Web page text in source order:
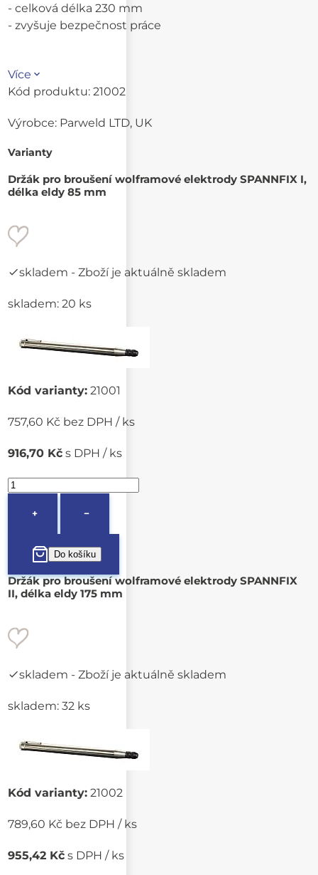
- celková délka 230 mm
- zvyšuje bezpečnost práce
Více
Kód produktu: 21002
Výrobce: Parweld LTD, UK
Varianty
Držák pro broušení wolframové elektrody SPANNFIX I,
délka eldy 85 mm
skladem - Zboží je aktuálně skladem
skladem: 20 ks
Kód varianty: 21001
757,60 Kč bez DPH / ks
916,70 Kč s DPH / ks
+ −
Držák pro broušení wolframové elektrody SPANNFIX
II, délka eldy 175 mm
skladem - Zboží je aktuálně skladem
skladem: 32 ks
Kód varianty: 21002
789,60 Kč bez DPH / ks
955,42 Kč s DPH / ks